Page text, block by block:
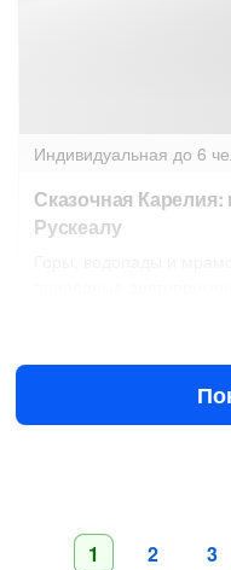
Индивидуальная до 6
Сказочная Карелия:
Рускеалу
30 000 ₽за всё до
1 2 3